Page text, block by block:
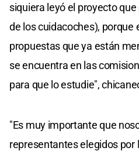
siquiera leyó el proyecto
de los cuidacoches), porque
propuestas que ya están
se encuentra en las
para que lo estudie",
"Es muy importante que
representantes elegidos por